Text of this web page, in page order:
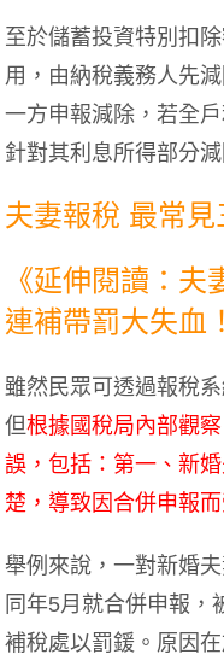
至於儲蓄投資特別扣
用，由納稅義務人先
一方申報減除，若全
針對其利息所得部分減
夫妻報稅 最常見
《延伸閱讀：
連補帶罰大失血
雖然民眾可透過報稅
但根據國稅局內部觀
誤，包括：第一、新
楚，導致因合併申報而
舉例來說，一對新婚
同年5月就合併申報，
補稅處以罰鍰。原因